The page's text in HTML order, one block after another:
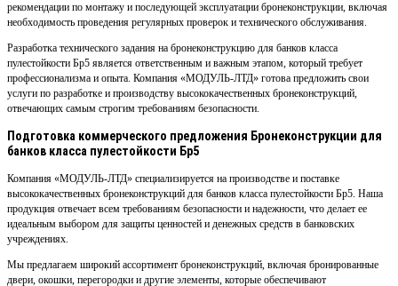
рекомендации по монтажу и последующей эксплуатации бронеконструкции, включая
необходимость проведения регулярных проверок и технического обслуживания.
Разработка технического задания на бронеконструкцию для банков класса
пулестойкости Бр5 является ответственным и важным этапом, который требует
профессионализма и опыта. Компания «МОДУЛЬ-ЛТД» готова предложить свои
услуги по разработке и производству высококачественных бронеконструкций,
отвечающих самым строгим требованиям безопасности.
Подготовка коммерческого предложения Бронеконструкции для
банков класса пулестойкости Бр5
Компания «МОДУЛЬ-ЛТД» специализируется на производстве и поставке
высококачественных бронеконструкций для банков класса пулестойкости Бр5. Наша
продукция отвечает всем требованиям безопасности и надежности, что делает ее
идеальным выбором для защиты ценностей и денежных средств в банковских
учреждениях.
Мы предлагаем широкий ассортимент бронеконструкций, включая бронированные
двери, окошки, перегородки и другие элементы, которые обеспечивают